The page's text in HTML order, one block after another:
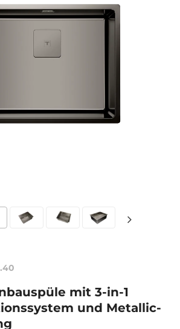
mit 3-in-1
und Metallic-